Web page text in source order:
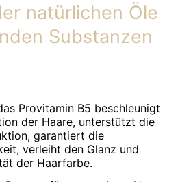
natürlichen Öle
Substanzen
Provitamin B5 beschleunigt
der Haare, unterstützt die
garantiert die
verleiht den Glanz und
der Haarfarbe.